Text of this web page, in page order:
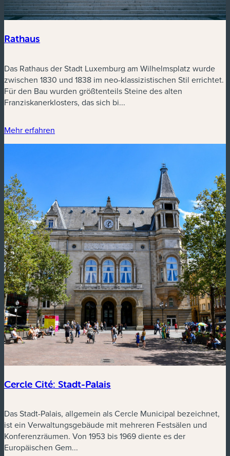
Rathaus
Das Rathaus der Stadt Luxemburg am Wilhelmsplatz wurde
zwischen 1830 und 1838 im neo-klassizistischen Stil errichtet.
Für den Bau wurden größtenteils Steine des alten
Franziskanerklosters, das sich bi...
Mehr erfahren
Cercle Cité: Stadt-Palais
Das Stadt-Palais, allgemein als Cercle Municipal bezeichnet,
ist ein Verwaltungsgebäude mit mehreren Festsälen und
Konferenzräumen. Von 1953 bis 1969 diente es der
Europäischen Gem...